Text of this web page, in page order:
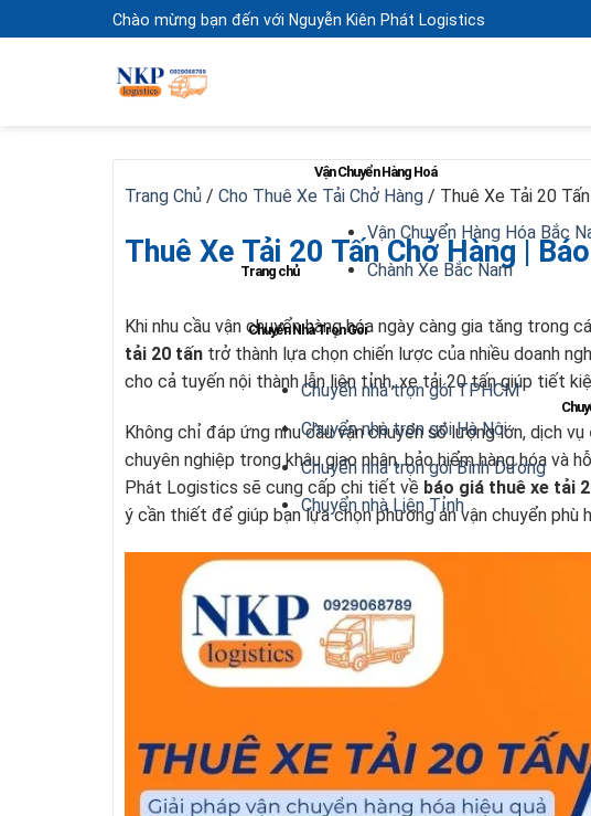
to
Chào mừng bạn đến với Nguyễn Kiên Phát Logistics
Trang chủ
Vận Chuyển Hàng Hoá
Vận Chuyển Hàng Hóa Bắc
Chành Xe Bắc Nam
Chuyển Nhà Trọn Gói
Chuyển nhà trọn gói TPHCM
Chuyển nhà trọn gói Hà Nội
Chuyển nhà trọn gói Bình Dương
Chuyển nhà Liên Tỉnh
Trang Chủ / Cho Thuê Xe Tải Chở Hàng / Thuê Xe Tải 20
Thuê Xe Tải 20 Tấn Chở Hàng |
Khi nhu cầu vận chuyển hàng hóa ngày càng gia tăng trong
tải 20 tấn trở thành lựa chọn chiến lược của nhiều doanh
cho cả tuyến nội thành lẫn liên tỉnh, xe tải 20 tấn giúp tiết
Không chỉ đáp ứng nhu cầu vận chuyển số lượng lớn, dịch vụ
chuyên nghiệp trong khâu giao nhận, bảo hiểm hàng hóa và
Phát Logistics sẽ cung cấp chi tiết về báo giá thuê xe tải
ý cần thiết để giúp bạn lựa chọn phương án vận chuyển phù